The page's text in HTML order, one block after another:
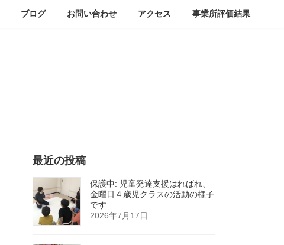
ブログ お問い合わせ アクセス 事業所評価結果
最近の投稿
保護中: 児童発達支援はればれ、
金曜日４歳児クラスの活動の様子
です
2026年7月17日